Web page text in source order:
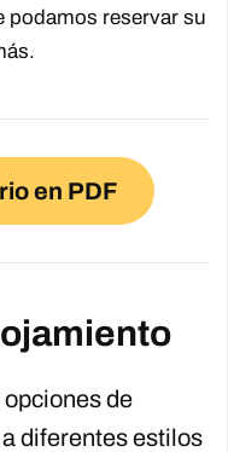
podamos reservar su
en PDF
de
diferentes estilos